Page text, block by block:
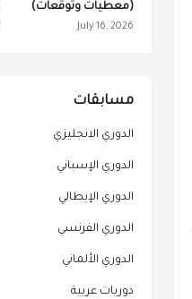
(معطيات وتوقعات)
July 16, 2026
مسابقات
الدوري الانجليزي
الدوري الإسباني
الدوري الإيطالي
الدوري الفرنسي
الدوري الألماني
دوريات عربية